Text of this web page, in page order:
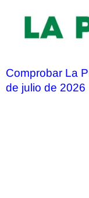
Comprobar La
de julio de 2026